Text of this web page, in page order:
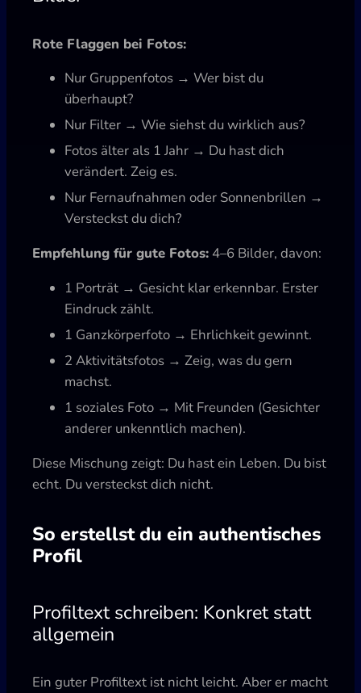
Rote Flaggen bei Fotos:
Nur Gruppenfotos → Wer bist du
überhaupt?
Nur Filter → Wie siehst du wirklich aus?
Fotos älter als 1 Jahr → Du hast dich
verändert. Zeig es.
Nur Fernaufnahmen oder Sonnenbrillen →
Versteckst du dich?
Empfehlung für gute Fotos: 4–6 Bilder, davon:
1 Porträt → Gesicht klar erkennbar. Erster
Eindruck zählt.
1 Ganzkörperfoto → Ehrlichkeit gewinnt.
2 Aktivitätsfotos → Zeig, was du gern
machst.
1 soziales Foto → Mit Freunden (Gesichter
anderer unkenntlich machen).
Diese Mischung zeigt: Du hast ein Leben. Du bist
echt. Du versteckst dich nicht.
So erstellst du ein authentisches
Profil
Profiltext schreiben: Konkret statt
allgemein
Ein guter Profiltext ist nicht leicht. Aber er macht